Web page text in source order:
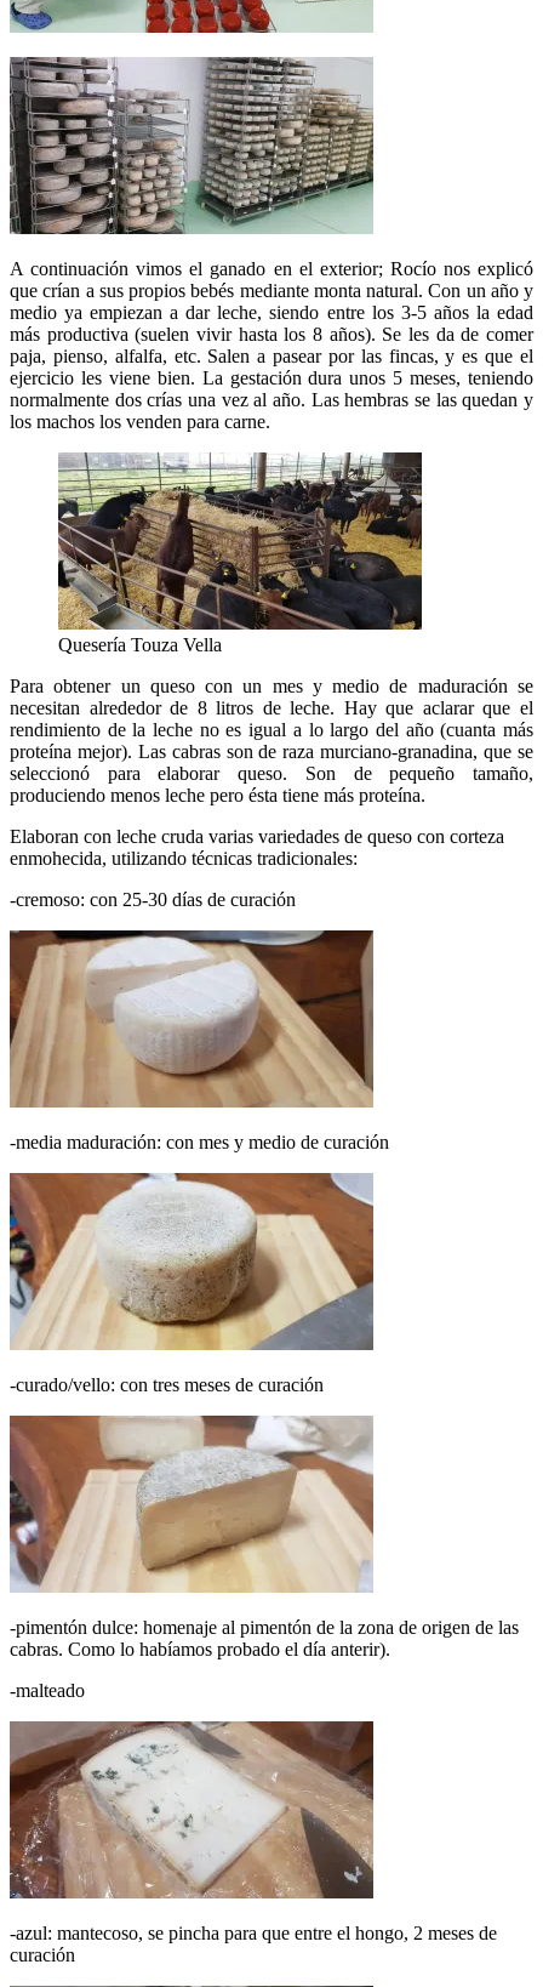
A continuación vimos el ganado en el exterior; Rocío nos explicó
que crían a sus propios bebés mediante monta natural. Con un año y
medio ya empiezan a dar leche, siendo entre los 3-5 años la edad
más productiva (suelen vivir hasta los 8 años). Se les da de comer
paja, pienso, alfalfa, etc. Salen a pasear por las fincas, y es que el
ejercicio les viene bien. La gestación dura unos 5 meses, teniendo
normalmente dos crías una vez al año. Las hembras se las quedan y
los machos los venden para carne.
Quesería Touza Vella
Para obtener un queso con un mes y medio de maduración se
necesitan alrededor de 8 litros de leche. Hay que aclarar que el
rendimiento de la leche no es igual a lo largo del año (cuanta más
proteína mejor). Las cabras son de raza murciano-granadina, que se
seleccionó para elaborar queso. Son de pequeño tamaño,
produciendo menos leche pero ésta tiene más proteína.
Elaboran con leche cruda varias variedades de queso con corteza
enmohecida, utilizando técnicas tradicionales:
-cremoso: con 25-30 días de curación
-media maduración: con mes y medio de curación
-curado/vello: con tres meses de curación
-pimentón dulce: homenaje al pimentón de la zona de origen de las
cabras. Como lo habíamos probado el día anterir).
-malteado
-azul: mantecoso, se pincha para que entre el hongo, 2 meses de
curación